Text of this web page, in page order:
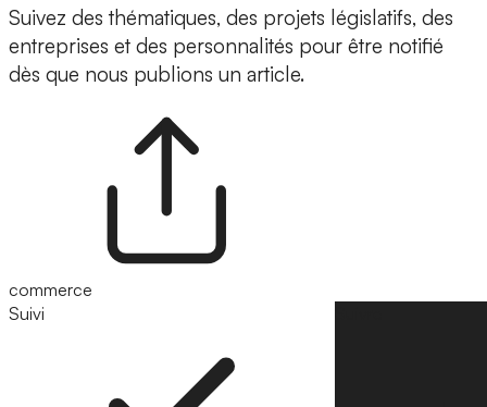
Suivez des thématiques, des projets législatifs, des
entreprises et des personnalités pour être notifié
dès que nous publions un article.
commerce
Suivi